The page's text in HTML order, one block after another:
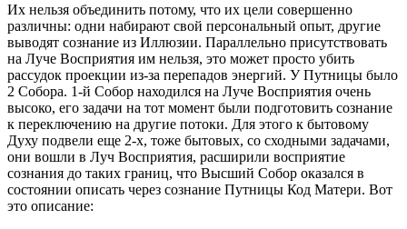
Их нельзя объединить потому, что их цели совершенно
различны: одни набирают свой персональный опыт, другие
выводят сознание из Иллюзии. Параллельно присутствовать
на Луче Восприятия им нельзя, это может просто убить
рассудок проекции из-за перепадов энергий. У Путницы было
2 Собора. 1-й Собор находился на Луче Восприятия очень
высоко, его задачи на тот момент были подготовить сознание
к переключению на другие потоки. Для этого к бытовому
Духу подвели еще 2-х, тоже бытовых, со сходными задачами,
они вошли в Луч Восприятия, расширили восприятие
сознания до таких границ, что Высший Собор оказался в
состоянии описать через сознание Путницы Код Матери. Вот
это описание: